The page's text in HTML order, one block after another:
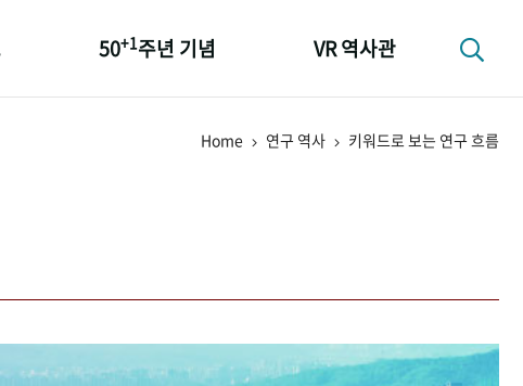
50+1주년 기념 VR 역사관
Home 연구 역사 키워드로 보는 연구 흐름